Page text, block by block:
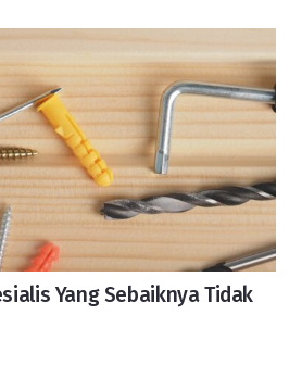
Yang Sebaiknya Tidak